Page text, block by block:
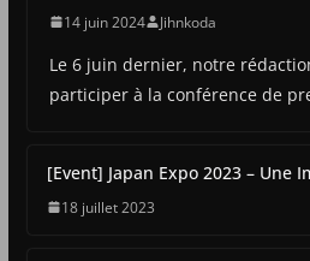
14 juin 2024 Jihnkoda
Le 6 juin dernier, notre
participer à la conférence de
[Event] Japan Expo 2023 – Une
18 juillet 2023